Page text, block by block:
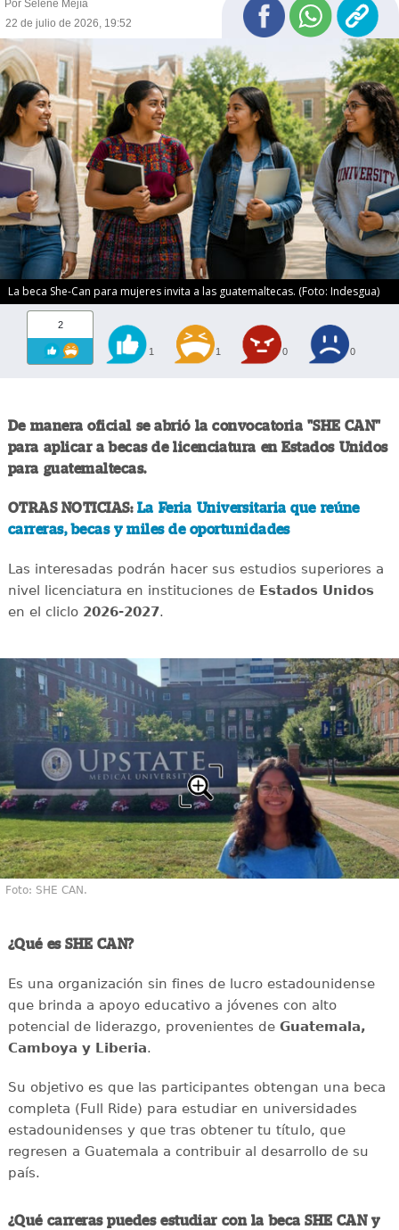
Por Selene Mejía
22 de julio de 2026, 19:52
La beca She-Can para mujeres invita a las guatemaltecas. (Foto: Indesgua)
2
1 1 0 0
De manera oficial se abrió la convocatoria "SHE CAN"
para aplicar a becas de licenciatura en Estados Unidos
para guatemaltecas.
OTRAS NOTICIAS: La Feria Universitaria que reúne
carreras, becas y miles de oportunidades
Las interesadas podrán hacer sus estudios superiores a
nivel licenciatura en instituciones deEstados Unidos
en el cliclo 2026-2027.
Foto: SHE CAN.
¿Qué es SHE CAN?
Es una organización sin fines de lucro estadounidense
que brinda a apoyo educativo a jóvenes con alto
potencial de liderazgo, provenientes deGuatemala,
Camboya y Liberia.
Su objetivo es que las participantes obtengan una beca
completa (Full Ride) para estudiar en universidades
estadounidenses y que tras obtener tu título, que
regresen a Guatemala a contribuir al desarrollo de su
país.
¿Qué carreras puedes estudiar con la beca SHE CAN y